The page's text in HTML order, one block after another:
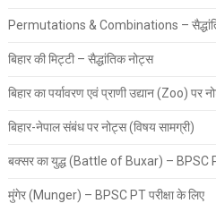
Permutations & Combinations –
बिहार की मिट्टी – सैद्धांतिक नोट्स
बिहार का पर्यावरण एवं प्राणी उद्यान (Zoo) पर
बिहार-नेपाल संबंध पर नोट्स (विषय सामग्री)
बक्सर का युद्ध (Battle of Buxar) – BPSC
मुंगेर (Munger) – BPSC PT परीक्षा के लिए